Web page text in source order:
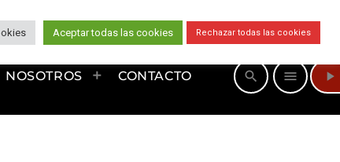
NOSOTROS CONTACTO search menu play_arrow
Aceptar todas las cookies Rechazar todas las cookies